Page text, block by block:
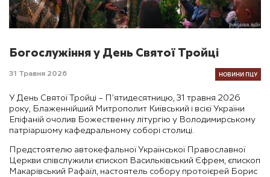
Богослужіння у День Святої Тройці
31 Травня 2026 НОВИНИ ПЦУ
У День Святої Тройці – П’ятидесятницю, 31 травня 2026
року, Блаженнійший Митрополит Київський і всієї України
Епіфаній очолив Божественну літургію у Володимирському
патріаршому кафедральному соборі столиці.
Предстоятелю автокефальної Української Православної
Церкви співслужили єпископ Васильківський Єфрем, єпископ
Макарівський Рафаїл, настоятель собору протоієрей Борис